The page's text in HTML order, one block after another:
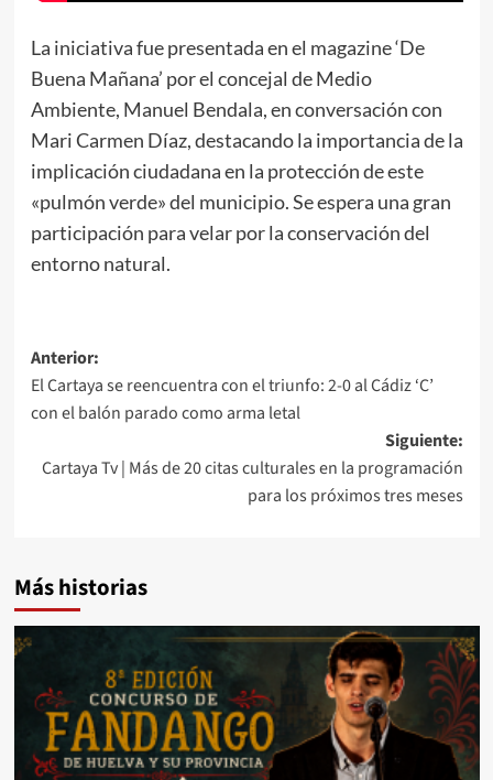
La iniciativa fue presentada en el magazine ‘De
Buena Mañana’ por el concejal de Medio
Ambiente, Manuel Bendala, en conversación con
Mari Carmen Díaz, destacando la importancia de la
implicación ciudadana en la protección de este
«pulmón verde» del municipio. Se espera una gran
participación para velar por la conservación del
entorno natural.
Anterior:
El Cartaya se reencuentra con el triunfo: 2-0 al Cádiz ‘C’
con el balón parado como arma letal
Siguiente:
Cartaya Tv | Más de 20 citas culturales en la programación
para los próximos tres meses
Más historias